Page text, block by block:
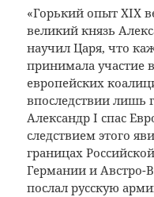
«Горький опыт XIX
великий князь
научил Царя, что
принимала участие
европейских
впоследствии лишь
Александр I спас
следствием этого
границах
Германии и Австро-
послал русскую